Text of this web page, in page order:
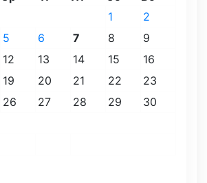
1
2
5 6 7 8
9
12 13 14 15
16
19 20 21 22
23
26 27 28 29
30